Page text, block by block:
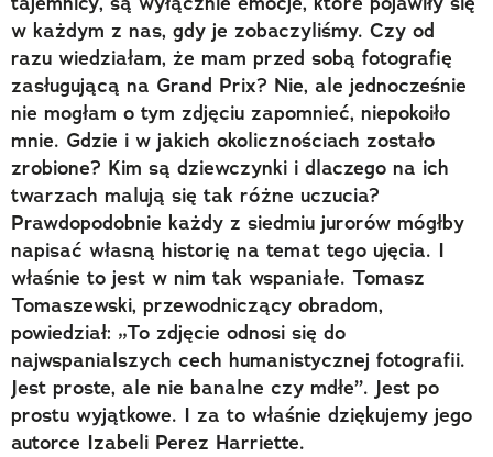
w każdym z nas, gdy je zobaczyliśmy. Czy od
razu wiedziałam, że mam przed sobą fotografię
zasługującą na Grand Prix? Nie, ale jednocześnie
nie mogłam o tym zdjęciu zapomnieć, niepokoiło
mnie. Gdzie i w jakich okolicznościach zostało
zrobione? Kim są dziewczynki i dlaczego na ich
twarzach malują się tak różne uczucia?
Prawdopodobnie każdy z siedmiu jurorów mógłby
napisać własną historię na temat tego ujęcia. I
właśnie to jest w nim tak wspaniałe. Tomasz
Tomaszewski, przewodniczący obradom,
powiedział: „To zdjęcie odnosi się do
najwspanialszych cech humanistycznej fotografii.
Jest proste, ale nie banalne czy mdłe”. Jest po
prostu wyjątkowe. I za to właśnie dziękujemy jego
autorce Izabeli Perez Harriette.